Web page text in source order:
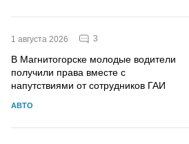
1 августа 2026 3
В Магнитогорске молодые водители
получили права вместе с
напутствиями от сотрудников ГАИ
АВТО